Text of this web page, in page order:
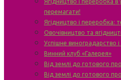
перемагати!
Ягідництво і переробка:
Овочівництво та
Успішне виноградарство
Винний клуб «Галерея»
Від землі до готового
Від землі до готового